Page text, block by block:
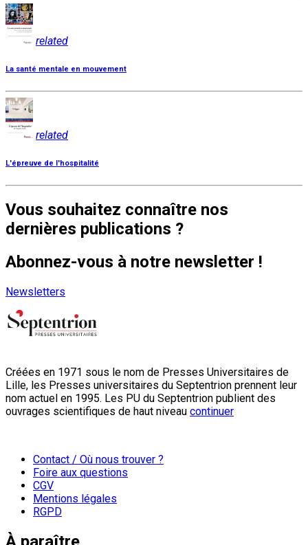
related
La santé mentale en mouvement
related
L'épreuve de l'hospitalité
Vous souhaitez connaître nos
dernières publications ?
Abonnez-vous à notre newsletter !
Newsletters
Créées en 1971 sous le nom de Presses Universitaires de
Lille, les Presses universitaires du Septentrion prennent leur
nom actuel en 1995. Les PU du Septentrion publient des
ouvrages scientifiques de haut niveau continuer
Contact / Où nous trouver ?
Foire aux questions
CGV
Mentions légales
RGPD